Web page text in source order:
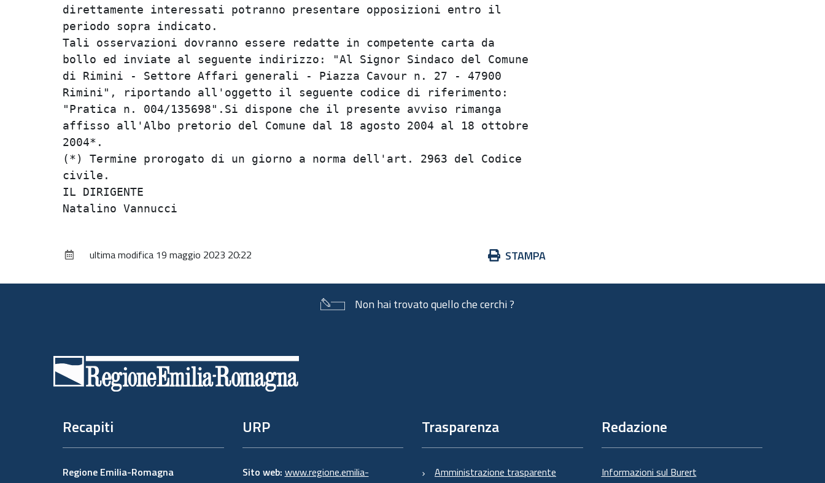
direttamente interessati potranno presentare opposizioni entro il
periodo sopra indicato.
Tali osservazioni dovranno essere redatte in competente carta da
bollo ed inviate al seguente indirizzo: "Al Signor Sindaco del Comune
di Rimini - Settore Affari generali - Piazza Cavour n. 27 - 47900
Rimini", riportando all'oggetto il seguente codice di riferimento:
"Pratica n. 004/135698".Si dispone che il presente avviso rimanga
affisso all'Albo pretorio del Comune dal 18 agosto 2004 al 18 ottobre
2004*.
(*) Termine prorogato di un giorno a norma dell'art. 2963 del Codice
civile.
IL DIRIGENTE
Azioni
documento
STAMPA
ultima modifica 19 maggio 2023 20:22
Non hai trovato quello che cerchi ?
Recapiti
Regione Emilia-Romagna
URP
Sito web: www.regione.emilia-
Trasparenza
Amministrazione trasparente
Redazione
Informazioni sul Burert